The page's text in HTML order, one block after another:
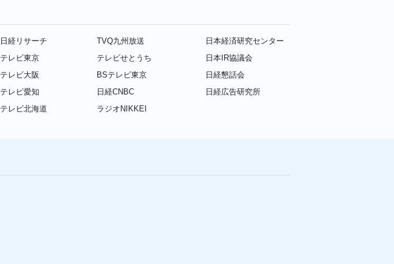
日経リサーチ
テレビ東京
テレビ大阪
テレビ愛知
テレビ北海道
TVQ九州放送
テレビせとうち
BSテレビ東京
日経CNBC
ラジオNIKKEI
日本経済研究センター
日本IR協議会
日経懇話会
日経広告研究所